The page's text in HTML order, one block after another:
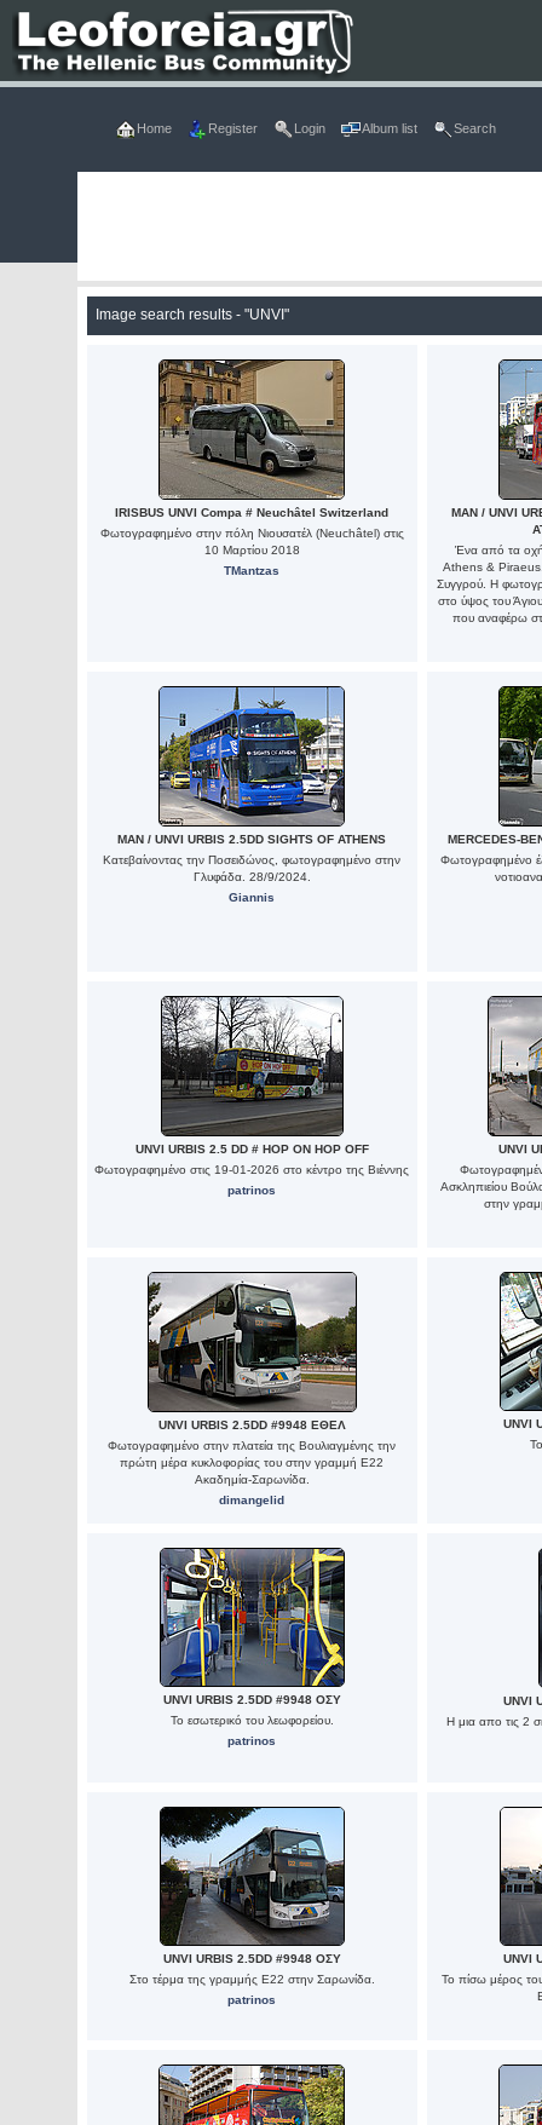
Home Register Login Album list Search
Image search results - "UNVI"
IRISBUS UNVI Compa # Neuchâtel Switzerland
Φωτογραφημένο στην πόλη Νιουσατέλ (Neuchâtel) στις
10 Μαρτίου 2018
TMantzas
MAN / UNVI
Ένα από τα
Athens & Piraeus.
Συγγρού. Η
στο ύψος του
που αναφέρω
MAN / UNVI URBIS 2.5DD SIGHTS OF ATHENS
Κατεβαίνοντας την Ποσειδώνος, φωτογραφημένο στην
Γλυφάδα. 28/9/2024.
Giannis
MERCEDES-
Φωτογραφημένο
UNVI URBIS 2.5 DD # HOP ON HOP OFF
Φωτογραφημένο στις 19-01-2026 στο κέντρο της Βιέννης
patrinos
UNVI
Ασκληπιείου
στην
UNVI URBIS 2.5DD #9948 ΕΘΕΛ
Φωτογραφημένο στην πλατεία της Βουλιαγμένης την
πρώτη μέρα κυκλοφορίας του στην γραμμή Ε22
Ακαδημία-Σαρωνίδα.
dimangelid
UNVI
UNVI URBIS 2.5DD #9948 ΟΣΥ
Το εσωτερικό του λεωφορείου.
patrinos
UNVI
Η μια απο τις 2
UNVI URBIS 2.5DD #9948 ΟΣΥ
Στο τέρμα της γραμμής Ε22 στην Σαρωνίδα.
patrinos
UNVI
Το πίσω μέρος